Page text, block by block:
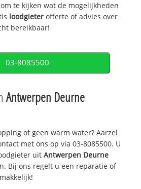
om te kijken wat de mogelijkheden
loodgieter offerte of advies over
bereikbaar!
03-8085500
Antwerpen Deurne
of geen warm water? Aarzel
met ons op via 03-8085500. U
uitAntwerpen Deurne
Bij ons regelt u een reparatie of